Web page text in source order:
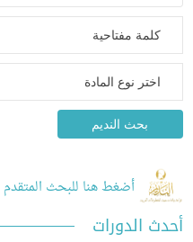
أضغط هنا للبحث المتقدم
الدورات